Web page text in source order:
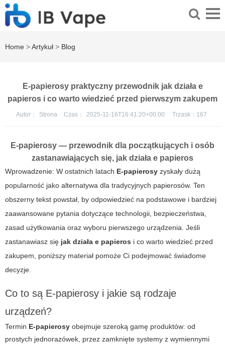
Home >Artykuł > Blog
E-papierosy praktyczny przewodnik jak działa e
papieros i co warto wiedzieć przed pierwszym zakupem
Autor： Strona Czas： 2025-11-16T16:41:20+00:00 Trzask： 167
E-papierosy — przewodnik dla początkujących i osób
zastanawiających się, jak działa e papieros
Wprowadzenie: W ostatnich latach E-papierosy zyskały dużą
popularność jako alternatywa dla tradycyjnych papierosów. Ten
obszerny tekst powstał, by odpowiedzieć na podstawowe i bardziej
zaawansowane pytania dotyczące technologii, bezpieczeństwa,
zasad użytkowania oraz wyboru pierwszego urządzenia. Jeśli
zastanawiasz się jak działa e papieros i co warto wiedzieć przed
zakupem, poniższy materiał pomoże Ci podejmować świadome
decyzje.
Co to są E-papierosy i jakie są rodzaje
urządzeń?
Termin E-papierosy obejmuje szeroką gamę produktów: od
prostych jednorazówek, przez zamknięte systemy z wymiennymi